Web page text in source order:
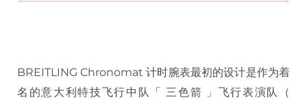
BREITLING Chronomat 计时腕表最初的设计是作为着
名的意大利特技飞行中队「 三色箭 」飞行表演队（